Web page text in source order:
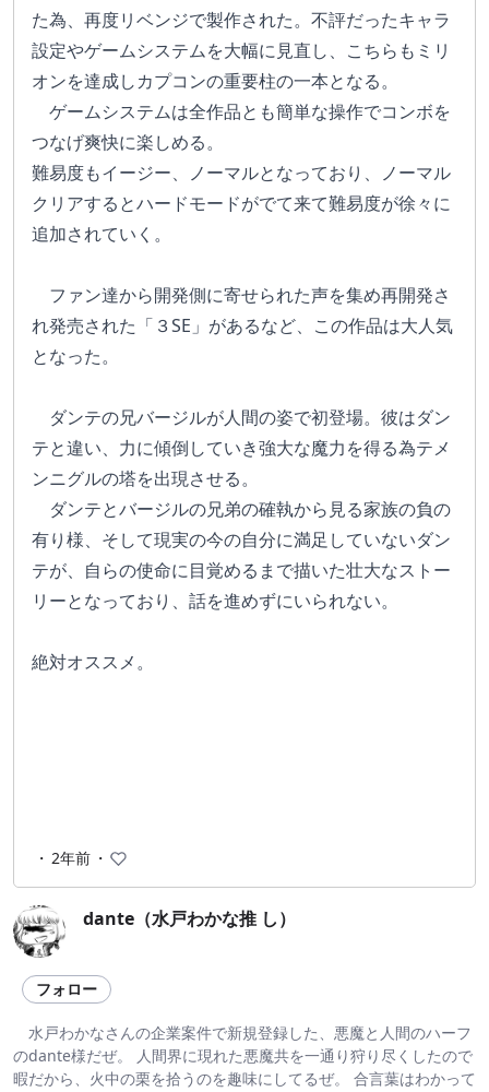
た為、再度リベンジで製作された。不評だったキャラ
設定やゲームシステムを大幅に見直し、こちらもミリ
オンを達成しカプコンの重要柱の一本となる。
ゲームシステムは全作品とも簡単な操作でコンボを
つなげ爽快に楽しめる。
難易度もイージー、ノーマルとなっており、ノーマル
クリアするとハードモードがでて来て難易度が徐々に
追加されていく。
ファン達から開発側に寄せられた声を集め再開発さ
れ発売された「３SE」があるなど、この作品は大人気
となった。
ダンテの兄バージルが人間の姿で初登場。彼はダン
テと違い、力に傾倒していき強大な魔力を得る為テメ
ンニグルの塔を出現させる。
ダンテとバージルの兄弟の確執から見る家族の負の
有り様、そして現実の今の自分に満足していないダン
テが、自らの使命に目覚めるまで描いた壮大なストー
リーとなっており、話を進めずにいられない。
絶対オススメ。
・ 2年前 ・
dante（水戸わかな推 し）
フォロー
水戸わかなさんの企業案件で新規登録した、悪魔と人間のハーフ
のdante様だぜ。 人間界に現れた悪魔共を一通り狩り尽くしたので
暇だから、火中の栗を拾うのを趣味にしてるぜ。 合言葉はわかって